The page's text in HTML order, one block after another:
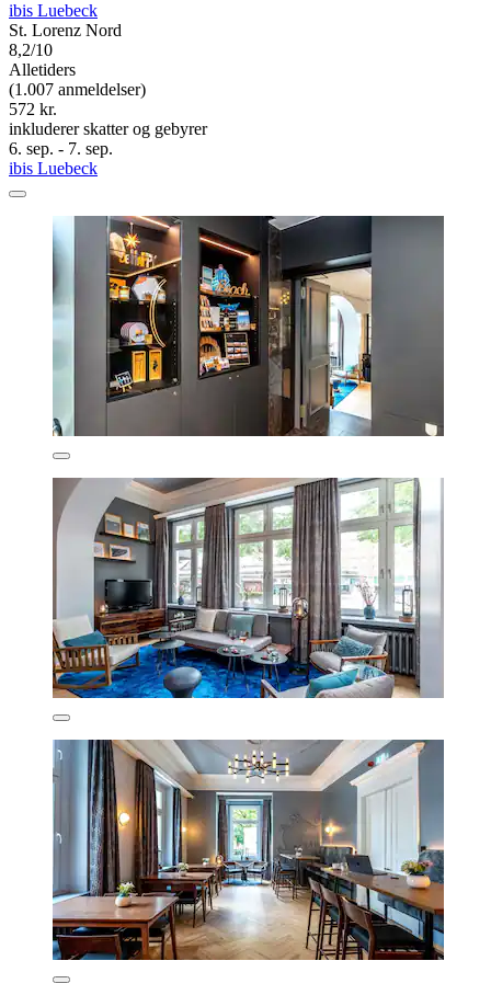
ibis Luebeck
St. Lorenz Nord
8,2/10
Alletiders
(1.007 anmeldelser)
572 kr.
inkluderer skatter og gebyrer
6. sep. - 7. sep.
ibis Luebeck